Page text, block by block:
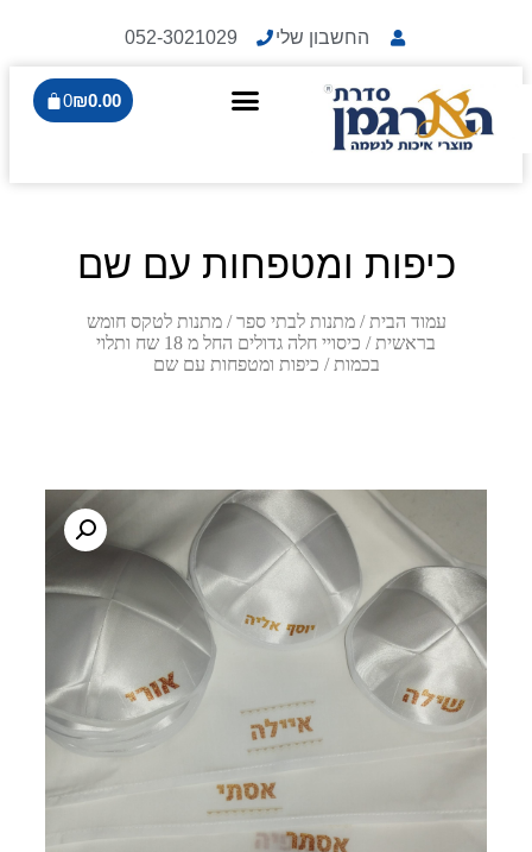
החשבון שלי 052-3021029
₪0.00
0
כיפות ומטפחות עם שם
עמוד הבית /מתנות לבתי ספר/מתנות לטקס חומש
בראשית /
כיסויי חלה גדולים החל מ 18 שח ותלוי
בכמות / כיפות ומטפחות עם שם